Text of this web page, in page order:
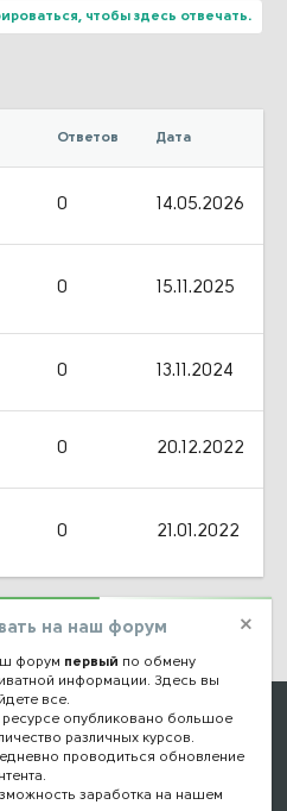
чтобы здесь отвечать.
Ответов Дата
0 14.05.2026
0 15.11.2025
0 13.11.2024
0 20.12.2022
0 21.01.2022
на наш форум
форум первый по обмену
информации. Здесь вы
все.
ресурсе опубликовано большое
различных курсов.
проводиться обновление
заработка на нашем